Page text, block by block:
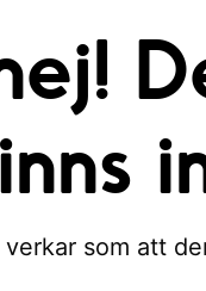
verkar som att